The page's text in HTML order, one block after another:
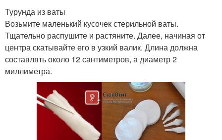
Турунда из ваты
Возьмите маленький кусочек стерильной ваты.
Тщательно распушите и растяните. Далее, начиная от
центра скатывайте его в узкий валик. Длина должна
составлять около 12 сантиметров, а диаметр 2
миллиметра.